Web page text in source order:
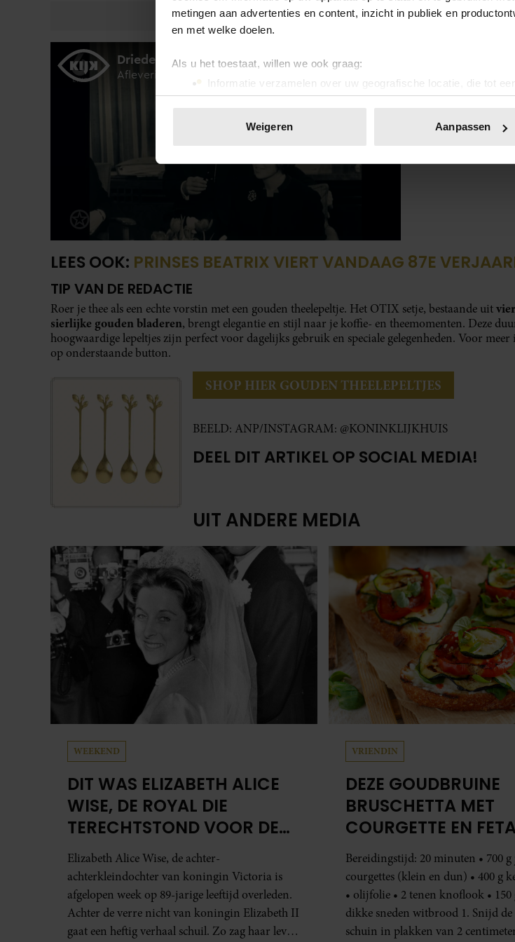
metingen aan advertenties en content, inzicht in publiek en
en met welke doelen.
Als u het toestaat, willen we ook graag:
Informatie verzamelen over uw geografische locatie, die tot
Uw apparaat identificeren door het actief te scannen op
toestemming op elk moment wijzigen of intrekken in de
We gebruiken cookies om content en advertenties te
websiteverkeer te analyseren. Ook delen we informatie over uw
media, adverteren en analyse. Deze partners kunnen deze
verstrekt of die ze hebben verzameld op basis van uw gebruik van
onze website blijft gebruiken.
Weigeren Aanpassen
LEES OOK: PRINSES BEATRIX VIERT VANDAAG 87E
TIP VAN DE REDACTIE
Roer je thee als een echte vorstin met een gouden theelepeltje. Het OTIX setje, bestaande uit
sierlijke gouden bladeren, brengt elegantie en stijl naar je koffie- en theemomenten. Deze
hoogwaardige lepeltjes zijn perfect voor dagelijks gebruik en speciale gelegenheden. Voor
op onderstaande button.
SHOP HIER GOUDEN THEELEPELTJES
BEELD: ANP/INSTAGRAM: @KONINKLIJKHUIS
DEEL DIT ARTIKEL OP SOCIAL MEDIA!
UIT ANDERE MEDIA
WEEKEND
DIT WAS ELIZABETH ALICE
WISE, DE ROYAL DIE
TERECHTSTOND VOOR DE
DOOD VAN HAAR BABY
Elizabeth Alice Wise, de achter-
achterkleindochter van koningin Victoria is
afgelopen week op 89-jarige leeftijd overleden.
Achter de verre nicht van koningin Elizabeth II
gaat een heftig verhaal schuil. Zo zag haar leven
VRIENDIN
DEZE GOUDBRUINE
BRUSCHETTA MET
COURGETTE EN
METEEN MAKEN
Bereidingstijd: 20 minuten • 700
courgettes (klein en dun) • 400 g
• olijfolie • 2 tenen knoflook • 150
dikke sneden witbrood 1. Snijd de
schuin in plakken van 2